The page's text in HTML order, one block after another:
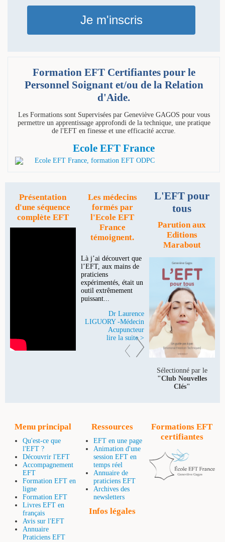
Je m'inscris
Formation EFT Certifiantes pour le
Personnel Soignant et/ou de la Relation
d'Aide.
Les Formations sont Supervisées par Geneviève GAGOS pour vous
permettre un apprentissage approfondi de la technique, une pratique
de l'EFT en finesse et une efficacité accrue.
Ecole EFT France
Présentation
d'une séquence
complète EFT
Les médecins
formés par
l'Ecole EFT
France
témoignent.
Là j’ai découvert que
l’EFT, aux mains de
praticiens
expérimentés, était un
outil extrêmement
puissant...
Dr Laurence
LIGUORY -Médecin
Acupuncteur
lire la suite >
L'EFT pour
tous
Parution aux
Editions
Marabout
Sélectionné par le
"Club Nouvelles
Clés"
Menu principal
Qu'est-ce que
l'EFT ?
Découvrir l'EFT
Accompagnement
EFT
Formation EFT en
ligne
Formation EFT
Livres EFT en
français
Avis sur l'EFT
Annuaire
Praticiens EFT
Ressources
EFT en une page
Animation d'une
session EFT en
temps réel
Annuaire de
praticiens EFT
Archives des
newsletters
Infos légales
Formations EFT
certifiantes